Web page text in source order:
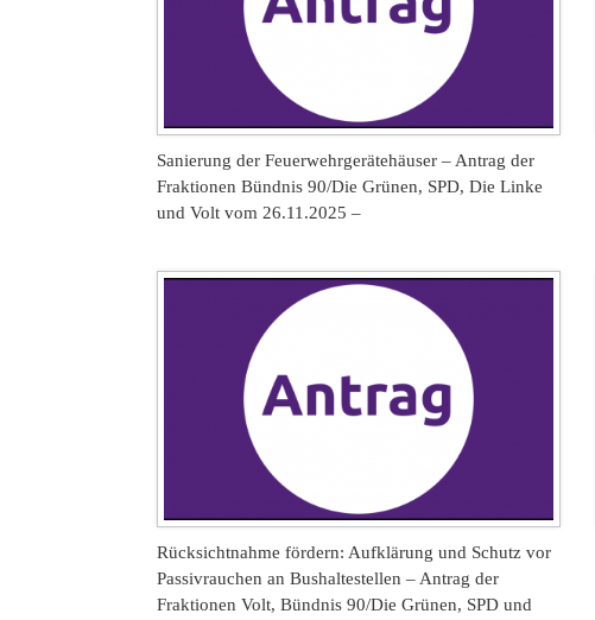
Sanierung der Feuerwehrgerätehäuser – Antrag der
Fraktionen Bündnis 90/Die Grünen, SPD, Die Linke
und Volt vom 26.11.2025 –
Rücksichtnahme fördern: Aufklärung und Schutz vor
Passivrauchen an Bushaltestellen – Antrag der
Fraktionen Volt, Bündnis 90/Die Grünen, SPD und